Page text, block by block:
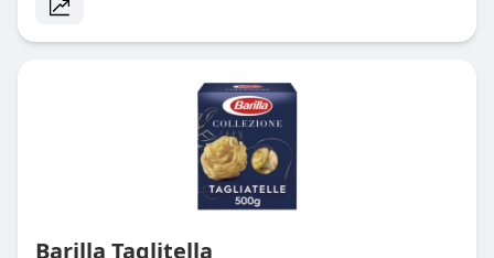
Barilla Taglitella